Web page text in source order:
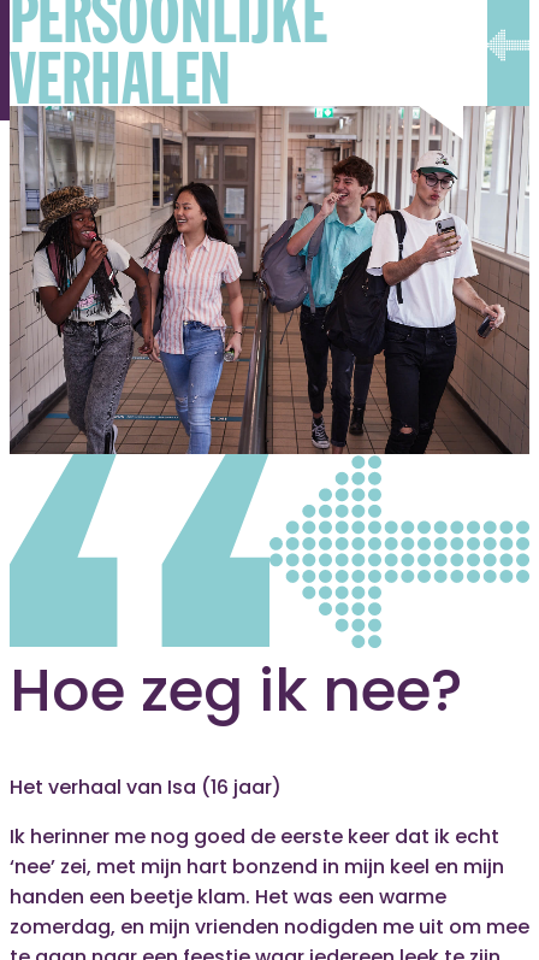
PERSOONLIJKE
VERHALEN
Hoe zeg ik nee?
Het verhaal van Isa (16 jaar)
Ik herinner me nog goed de eerste keer dat ik echt
‘nee’ zei, met mijn hart bonzend in mijn keel en mijn
handen een beetje klam. Het was een warme
zomerdag, en mijn vrienden nodigden me uit om mee